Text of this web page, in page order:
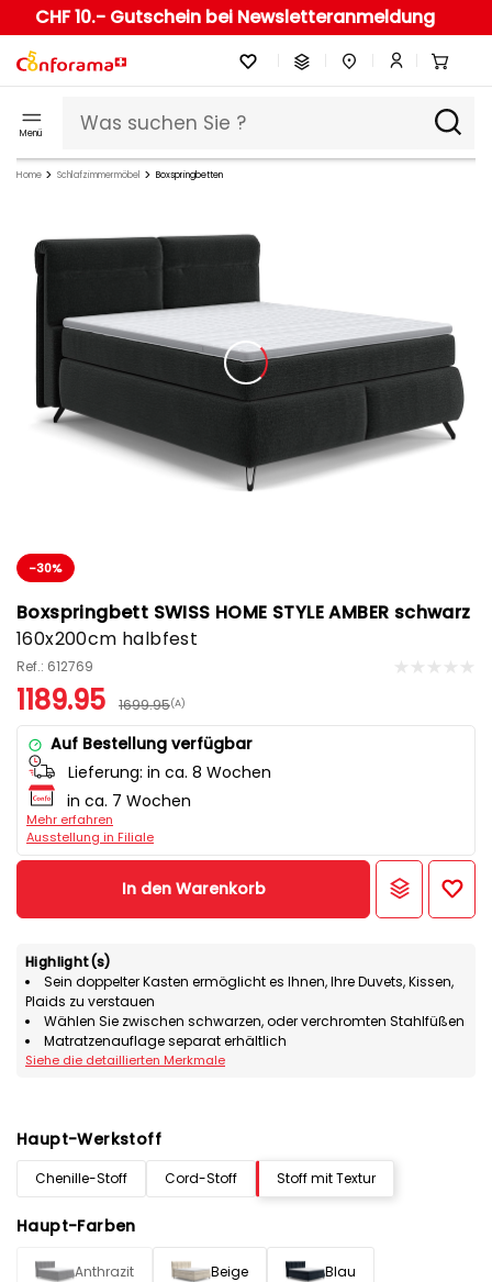
CHF 10.- Gutschein bei Newsletteranmeldung
Menü
Home Schlafzimmermöbel Boxspringbetten
-30%
Boxspringbett SWISS HOME STYLE AMBER schwarz
160x200cm halbfest
Ref.: 612769
1189.95 1699.95(A)
Auf Bestellung verfügbar
Lieferung: in ca. 8 Wochen
in ca. 7 Wochen
Mehr erfahren
Ausstellung in Filiale
In den Warenkorb
Highlight(s)
Sein doppelter Kasten ermöglicht es Ihnen, Ihre Duvets, Kissen,
Plaids zu verstauen
Wählen Sie zwischen schwarzen, oder verchromten Stahlfüßen
Matratzenauflage separat erhältlich
Siehe die detaillierten Merkmale
Haupt-Werkstoff
Chenille-Stoff Cord-Stoff Stoff mit Textur
Haupt-Farben
Anthrazit Beige Blau